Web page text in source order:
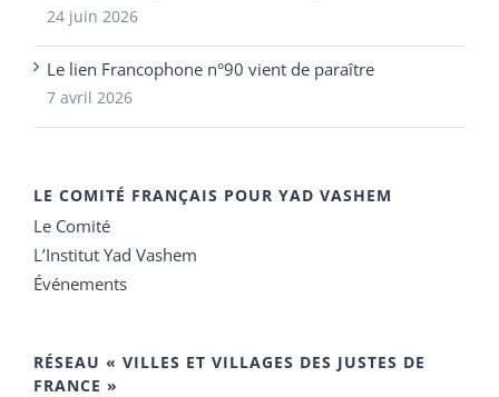
24 juin 2026
Le lien Francophone n°90 vient de paraître
7 avril 2026
LE COMITÉ FRANÇAIS POUR YAD VASHEM
Le Comité
L’Institut Yad Vashem
Événements
RÉSEAU « VILLES ET VILLAGES DES JUSTES DE
FRANCE »